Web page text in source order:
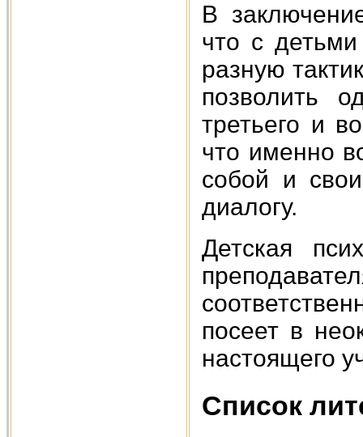
В
что с
разную
позволить
третьего и
что именно
собой и
диалогу.
Детская
посеет в
настоящего
Список